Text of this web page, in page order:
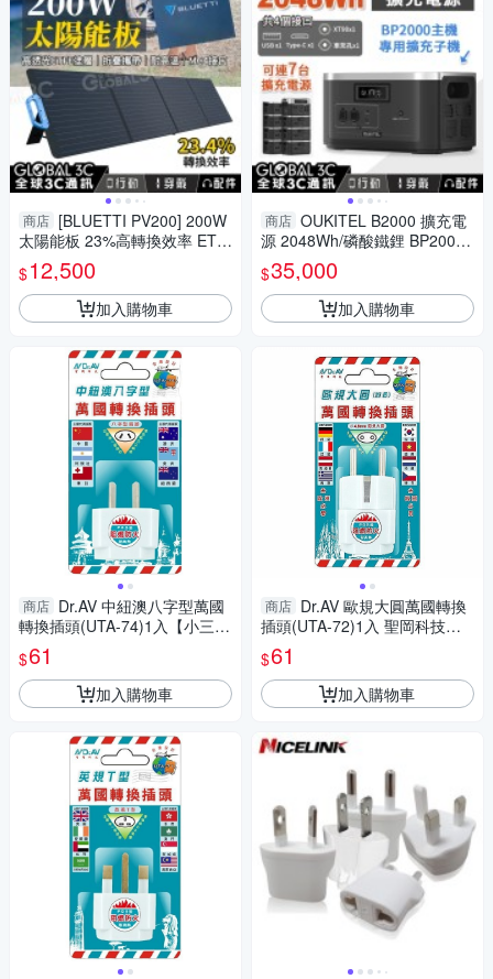
商店 [BLUETTI PV200] 200W
太陽能板 23%高轉換效率 ETF
E塗層 EB3A/EB55/EB70S
$12,500
加入購物車
商店 Dr.AV 中紐澳八字型萬國
轉換插頭(UTA-74)1入【小三美
日】 DS016390 聖岡科技
$61
加入購物車
商店 OUKITEL B2000 擴充電
源 2048Wh/磷酸鐵鋰 BP2000
專用子機 PD100W 手機筆電充
電
$35,000
加入購物車
商店 Dr.AV 歐規大圓萬國轉換
插頭(UTA-72)1入 聖岡科技
【小三美日】 DS016388
$61
加入購物車